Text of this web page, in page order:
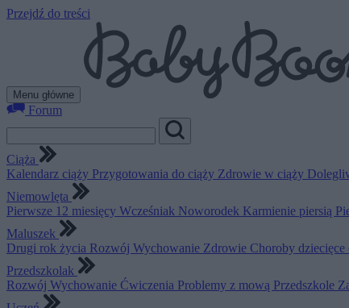
Przejdź do treści
Menu główne
Forum
Ciąża
Kalendarz ciąży Przygotowania do ciąży Zdrowie w ciąży
Niemowlęta
Pierwsze 12 miesięcy Wcześniak Noworodek Karmienie piersią
Maluszek
Drugi rok życia Rozwój Wychowanie Zdrowie Choroby dziecięce
Przedszkolak
Rozwój Wychowanie Ćwiczenia Problemy z mową Przedszkole